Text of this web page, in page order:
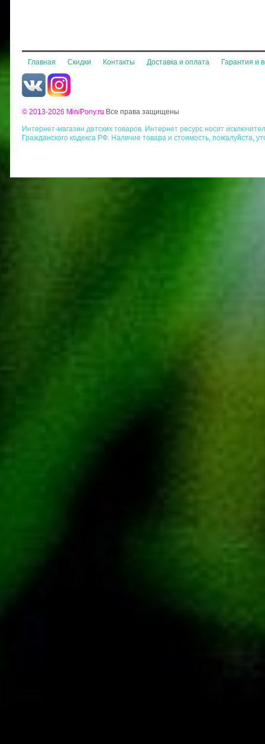
Главная Скидки Контакты Доставка и оплата Гарантия и
© 2013-2026 MiniPony.ru Все права защищены
Интернет-магазин детских товаров. Интернет ресурс носит
Гражданского кодекса РФ. Наличие товара и стоимость, пожалуйста,